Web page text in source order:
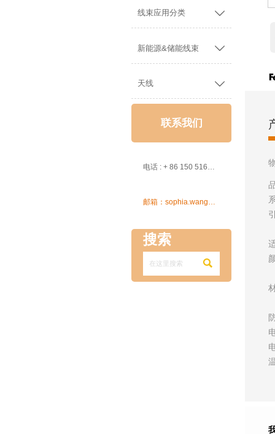
线束应用分类 
新能源&储能线束 
天线 
联系我们
电话 : + 86 150 5162 5639

搜索
